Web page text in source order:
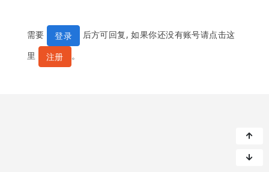
需要 登录
后方可回复, 如果你还没有账号请点击这
里
注册 。